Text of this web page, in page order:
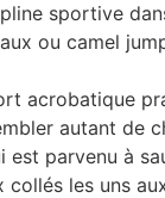
sportive
ou camel
acrobatique
autant de
parvenu à
les uns